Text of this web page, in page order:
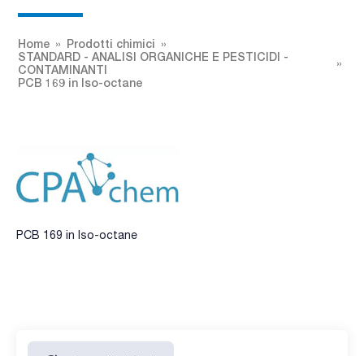
Home
Prodotti chimici
STANDARD - ANALISI ORGANICHE E PESTICIDI -
CONTAMINANTI
PCB 169 in Iso-octane
PCB 169 in Iso-octane